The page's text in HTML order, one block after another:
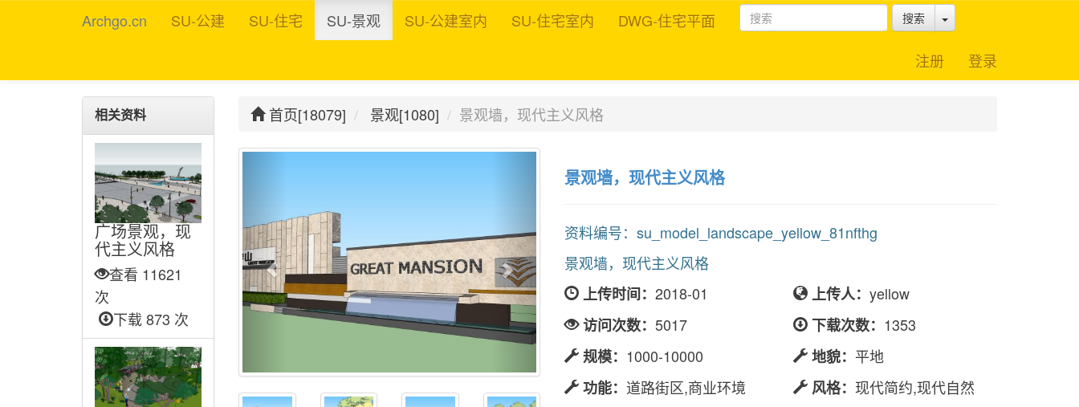
Archgo.cn SU-公建 SU-住宅 SU-景观 SU-公建室内 SU-住宅室内 DWG-住宅平面 搜索 Toggle Dropdown
注册 登录
相关资料
广场景观，现
代主义风格
查看 11621
次
下载 873 次
首页[18079] 景观[1080] 景观墙，现代主义风格
景观墙，现代主义风格
资料编号：su_model_landscape_yellow_81nfthg
景观墙，现代主义风格
上传时间：2018-01 上传人： yellow
访问次数：5017 下载次数： 1353
规模： 1000-10000 地貌： 平地
功能： 道路街区,商业环境 风格： 现代简约,现代自然